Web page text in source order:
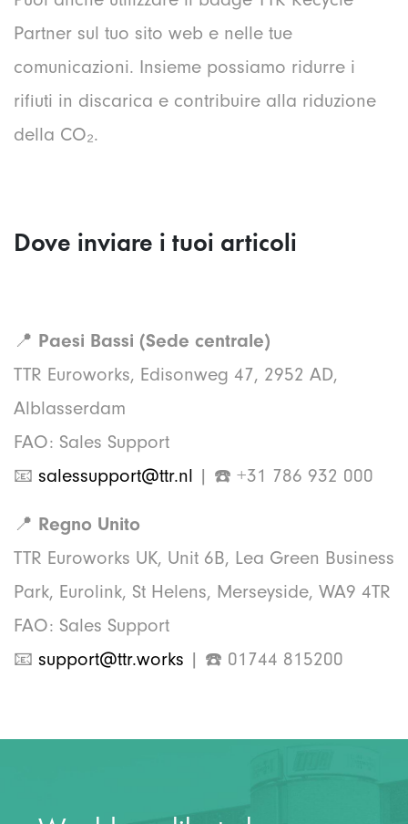
Partner sul tuo sito web e nelle tue
comunicazioni. Insieme possiamo ridurre i
rifiuti in discarica e contribuire alla riduzione
della CO₂.
Dove inviare i tuoi articoli
📍 Paesi Bassi (Sede centrale)
TTR Euroworks, Edisonweg 47, 2952 AD,
Alblasserdam
FAO: Sales Support
📧 salessupport@ttr.nl | ☎️ +31 786 932 000
📍 Regno Unito
TTR Euroworks UK, Unit 6B, Lea Green Business
Park, Eurolink, St Helens, Merseyside, WA9 4TR
FAO: Sales Support
📧 support@ttr.works | ☎️ 01744 815200